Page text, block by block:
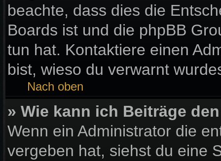
beachte, dass dies die
Boards ist und die phpBB
tun hat. Kontaktiere einen
bist, wieso du verwarnt
Nach oben
» Wie kann ich Beiträge
Wenn ein Administrator die
vergeben hat, siehst du eine